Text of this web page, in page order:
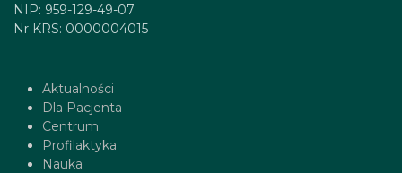
NIP: 959-129-49-07
Nr KRS: 0000004015
Aktualności
Dla Pacjenta
Centrum
Profilaktyka
Nauka